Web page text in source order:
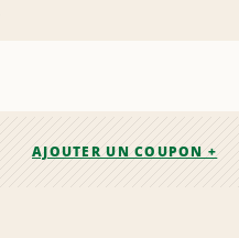
AJOUTER UN COUPON +